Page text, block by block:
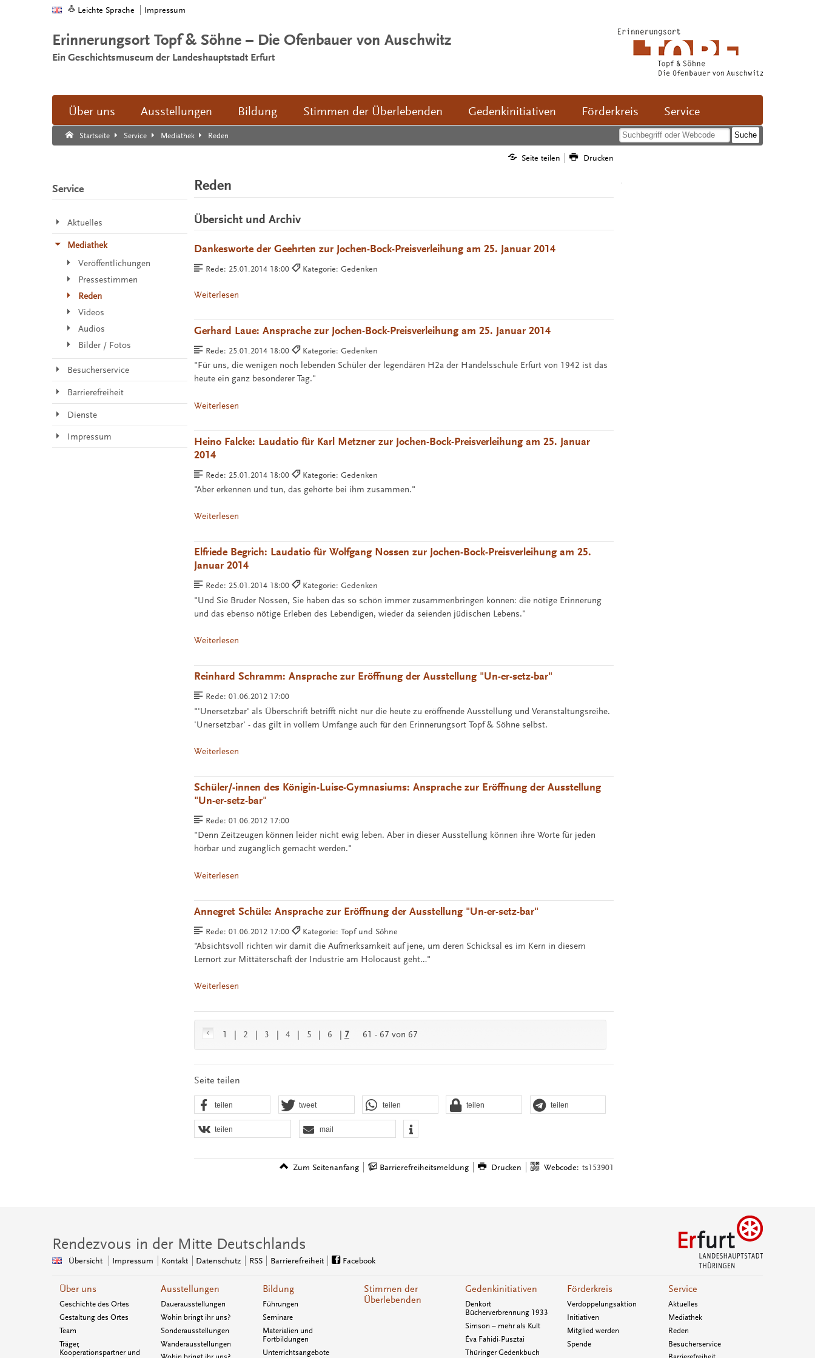
Leichte Sprache Impressum
Erinnerungsort Topf & Söhne – Die Ofenbauer von Auschwitz
Ein Geschichtsmuseum der Landeshauptstadt Erfurt
Über uns Ausstellungen Bildung Stimmen der Überlebenden Gedenkinitiativen Förderkreis Service
Startseite Service Mediathek Reden
Suche:
Suche Ende.
Seite teilen Drucken
Reden
Übersicht und Archiv
Dankesworte der Geehrten zur Jochen-Bock-Preisverleihung am 25. Januar 2014
Rede: 25.01.2014 18:00 Kategorie: Gedenken
Weiterlesen
Gerhard Laue: Ansprache zur Jochen-Bock-Preisverleihung am 25. Januar 2014
Rede: 25.01.2014 18:00 Kategorie: Gedenken
"Für uns, die wenigen noch lebenden Schüler der legendären H2a der Handelsschule Erfurt von 1942 ist das
heute ein ganz besonderer Tag."
Weiterlesen
Heino Falcke: Laudatio für Karl Metzner zur Jochen-Bock-Preisverleihung am 25. Januar
2014
Rede: 25.01.2014 18:00 Kategorie: Gedenken
"Aber erkennen und tun, das gehörte bei ihm zusammen."
Weiterlesen
Elfriede Begrich: Laudatio für Wolfgang Nossen zur Jochen-Bock-Preisverleihung am 25.
Januar 2014
Rede: 25.01.2014 18:00 Kategorie: Gedenken
"Und Sie Bruder Nossen, Sie haben das so schön immer zusammenbringen können: die nötige Erinnerung
und das ebenso nötige Erleben des Lebendigen, wieder da seienden jüdischen Lebens."
Weiterlesen
Reinhard Schramm: Ansprache zur Eröffnung der Ausstellung "Un-er-setz-bar"
Rede: 01.06.2012 17:00
"'Unersetzbar' als Überschrift betrifft nicht nur die heute zu eröffnende Ausstellung und Veranstaltungsreihe.
'Unersetzbar' - das gilt in vollem Umfange auch für den Erinnerungsort Topf & Söhne selbst.
Weiterlesen
Schüler/-innen des Königin-Luise-Gymnasiums: Ansprache zur Eröffnung der Ausstellung
"Un-er-setz-bar"
Rede: 01.06.2012 17:00
"Denn Zeitzeugen können leider nicht ewig leben. Aber in dieser Ausstellung können ihre Worte für jeden
hörbar und zugänglich gemacht werden."
Weiterlesen
Annegret Schüle: Ansprache zur Eröffnung der Ausstellung "Un-er-setz-bar"
Rede: 01.06.2012 17:00 Kategorie: Topf und Söhne
"Absichtsvoll richten wir damit die Aufmerksamkeit auf jene, um deren Schicksal es im Kern in diesem
Lernort zur Mittäterschaft der Industrie am Holocaust geht…"
Weiterlesen
1 2 3 4 5 6 7 61 - 67 von 67
Seite teilen
teilen tweet teilen teilen teilen
teilen mail
Zum Seitenanfang Barrierefreiheitsmeldung Drucken Webcode: ts153901
Service
Aktuelles
Mediathek
Veröffentlichungen
Pressestimmen
Reden
Videos
Audios
Bilder / Fotos
Besucherservice
Barrierefreiheit
Dienste
Impressum
Rendezvous in der Mitte Deutschlands
Übersicht Impressum Kontakt Datenschutz RSS Barrierefreiheit Facebook
Über uns
Geschichte des Ortes
Gestaltung des Ortes
Team
Träger,
Kooperationspartner und
Ausstellungen
Dauerausstellungen
Wohin bringt ihr uns?
Sonderausstellungen
Wanderausstellungen
Bildung
Führungen
Seminare
Materialien und
Fortbildungen
Unterrichtsangebote
Stimmen der
Überlebenden
Gedenkinitiativen
Denkort
Bücherverbrennung 1933
Simson – mehr als Kult
Éva Fahidi-Pusztai
Thüringer Gedenkbuch
Förderkreis
Verdoppelungsaktion
Initiativen
Mitglied werden
Spende
Service
Aktuelles
Mediathek
Reden
Besucherservice